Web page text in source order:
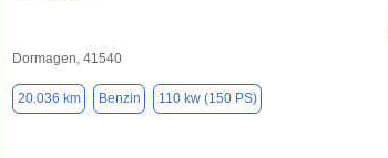
Dormagen, 41540
20.036 km Benzin 110 kw (150 PS)